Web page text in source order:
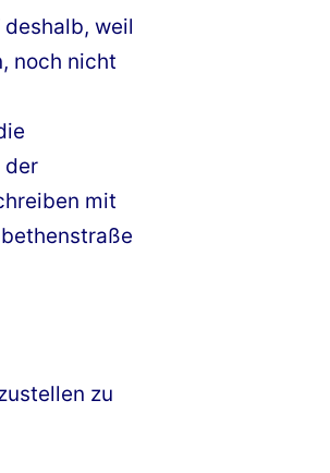
weil
noch nicht
der
mit
zu